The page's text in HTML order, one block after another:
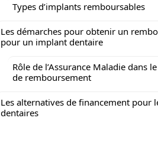
Types d’implants remboursables
Les démarches pour obtenir un
pour un implant dentaire
Rôle de l’Assurance Maladie dans
de remboursement
Les alternatives de financement pour
dentaires